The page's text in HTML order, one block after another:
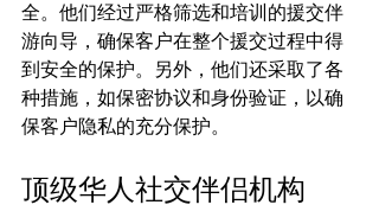
全。他们经过严格筛选和培训的援交伴
游向导，确保客户在整个援交过程中得
到安全的保护。另外，他们还采取了各
种措施，如保密协议和身份验证，以确
顶级华人社交伴侣机构